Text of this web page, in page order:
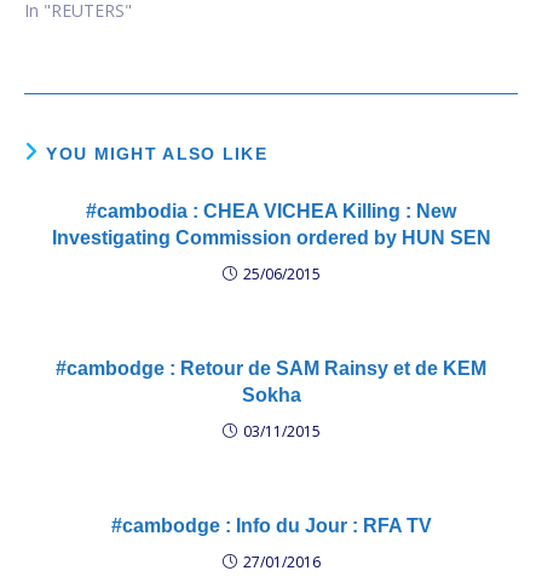
In "REUTERS"
YOU MIGHT ALSO LIKE
#cambodia : CHEA VICHEA Killing : New
Investigating Commission ordered by HUN SEN
25/06/2015
#cambodge : Retour de SAM Rainsy et de KEM
Sokha
03/11/2015
#cambodge : Info du Jour : RFA TV
27/01/2016